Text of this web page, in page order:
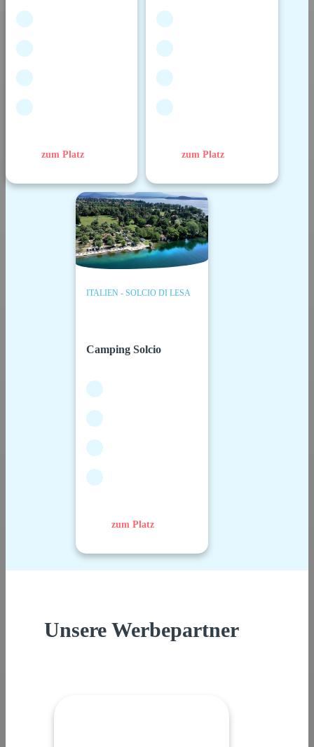
zum Platz zum Platz
ITALIEN - SOLCIO DI LESA
Camping Solcio
zum Platz
Unsere Werbepartner